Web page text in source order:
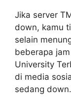
Jika server
down, kamu
selain
beberapa
University
di media
sedang down.